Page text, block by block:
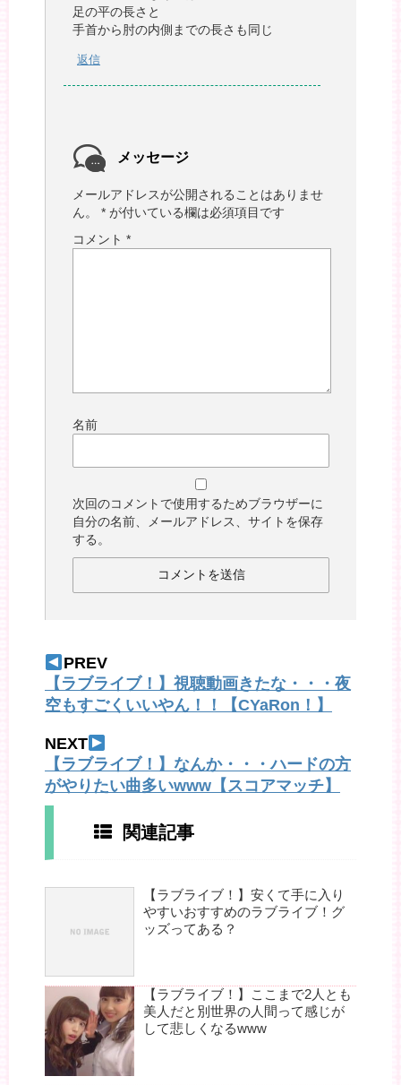
足の平の長さと
手首から肘の内側までの長さも同じ
返信
メッセージ
メールアドレスが公開されることはありませ
ん。
* が付いている欄は必須項目です
コメント *
名前
次回のコメントで使用するためブラウザーに
自分の名前、メールアドレス、サイトを保存
する。
PREV
【ラブライブ！】視聴動画きたな・・・夜
空もすごくいいやん！！【CYaRon！】
NEXT
【ラブライブ！】なんか・・・ハードの方
がやりたい曲多いwww【スコアマッチ】
関連記事
【ラブライブ！】安くて手に入り
やすいおすすめのラブライブ！グ
ッズってある？
【ラブライブ！】ここまで2人とも
美人だと別世界の人間って感じが
して悲しくなるwww